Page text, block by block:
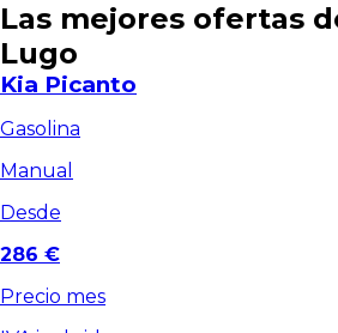
Las mejores ofertas
Lugo
Kia Picanto
Gasolina
Manual
Desde
286 €
Precio mes